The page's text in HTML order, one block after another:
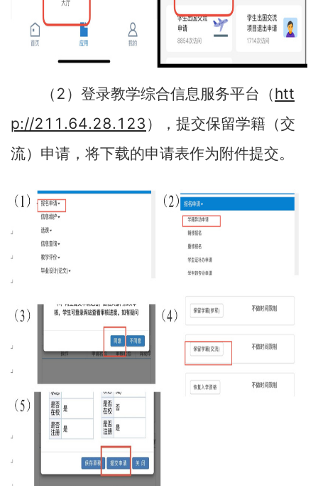
（ 2 ）登录教学综合信息服务平台（htt
p://211.64.28.123 ），提交保留学籍（交
流）申请，将下载的申请表作为附件提交。